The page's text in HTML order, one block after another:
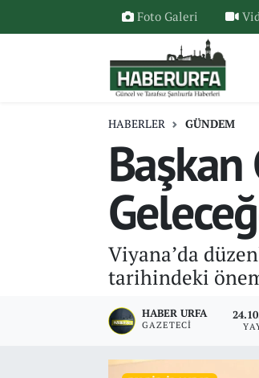
Foto Galeri
HABERLER GÜNDEM
Başkan
Viyana’da
tarihindeki
HABER URFA
GAZETECI